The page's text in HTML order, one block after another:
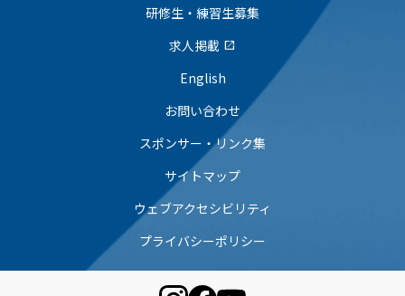
研修生・練習生募集
求人掲載 open_in_new
English
お問い合わせ
スポンサー・リンク集
サイトマップ
ウェブアクセシビリティ
プライバシーポリシー